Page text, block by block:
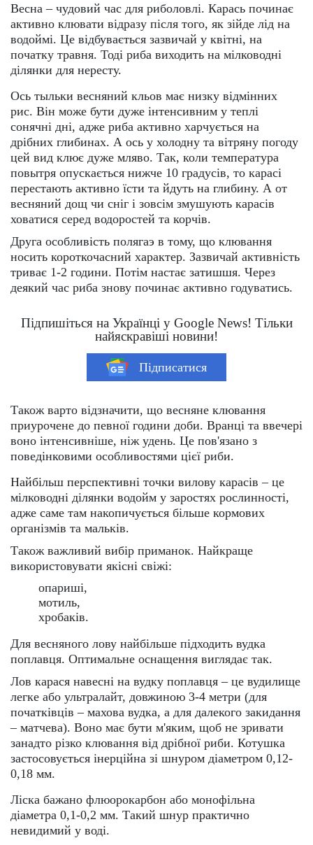
Весна – чудовий час для риболовлі. Карась починає
активно клювати відразу після того, як зійде лід на
водоймі. Це відбувається зазвичай у квітні, на
початку травня. Тоді риба виходить на мілководні
ділянки для нересту.
Ось тыльки весняний кльов має низку відмінних
рис. Він може бути дуже інтенсивним у теплі
сонячні дні, адже риба активно харчується на
дрібних глибинах. А ось у холодну та вітряну погоду
цей вид клює дуже мляво. Так, коли температура
повытря опускається нижче 10 градусів, то карасі
перестають активно їсти та йдуть на глибину. А от
весняний дощ чи сніг і зовсім змушують карасів
ховатися серед водоростей та корчів.
Друга особливість полягаэ в тому, що клювання
носить короткочасний характер. Зазвичай активність
триває 1-2 години. Потім настає затишшя. Через
деякий час риба знову починає активно годуватись.
Підпишіться на Українці у Google News! Тільки
найяскравіші новини!
Підписатися
Також варто відзначити, що весняне клювання
приурочене до певної години доби. Вранці та ввечері
воно інтенсивніше, ніж удень. Це пов'язано з
поведінковими особливостями цієї риби.
Найбільш перспективні точки вилову карасів – це
мілководні ділянки водойм у заростях рослинності,
адже саме там накопичується більше кормових
організмів та мальків.
Також важливий вибір приманок. Найкраще
використовувати якісні свіжі:
опариші,
мотиль,
хробаків.
Для весняного лову найбільше підходить вудка
поплавця. Оптимальне оснащення виглядає так.
Лов карася навесні на вудку поплавця – це вудилище
легке або ультралайт, довжиною 3-4 метри (для
початківців – махова вудка, а для далекого закидання
– матчева). Воно має бути м'яким, щоб не зривати
занадто різко клювання від дрібної риби. Котушка
застосовується інерційна зі шнуром діаметром 0,12-
0,18 мм.
Ліска бажано флюорокарбон або монофільна
діаметра 0,1-0,2 мм. Такий шнур практично
невидимий у воді.